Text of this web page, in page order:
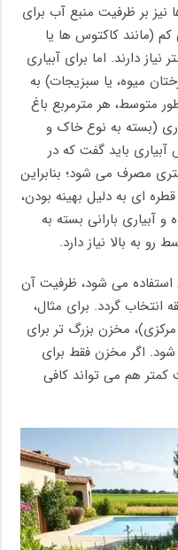
نیز بر ظرفیت منبع آب برای
کم (مانند کاکتوس ‌ها یا
دارند. اما برای آبیاری
میوه، یا سبزیجات) به
متوسط، هر مترمربع باغ
در هر آبیاری (بسته به نوع خاک و
باید گفت که در
مصرف می شود؛ بنابراین
‌ای به دلیل بهینه بودن،
آبیاری بارانی بسته به
به بالا نیاز دارد.
استفاده می ‌شود، ظرفیت آن
انتخاب گردد. برای مثال،
مخزن بزرگ ‌تر برای
اگر مخزن فقط برای
هم می‌ تواند کافی